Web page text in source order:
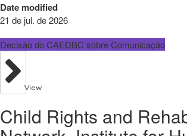
Date modified
21 de jul. de 2026
Decisão do CAEDBC sobre Comunicação
View
Child Rights and